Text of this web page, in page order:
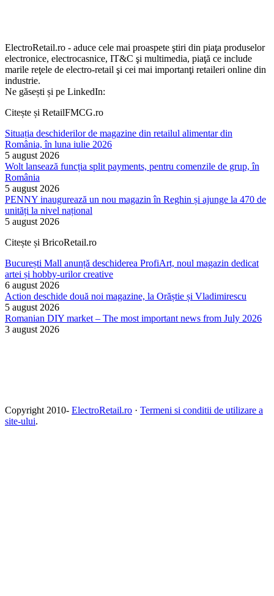
ElectroRetail.ro - aduce cele mai proaspete ştiri din piaţa produselor
electronice, electrocasnice, IT&C şi multimedia, piaţă ce include
marile reţele de electro-retail şi cei mai importanţi retaileri online din
industrie.
Ne găsești și pe LinkedIn:
Citește și RetailFMCG.ro
Situația deschiderilor de magazine din retailul alimentar din
România, în luna iulie 2026
5 august 2026
Wolt lansează funcția split payments, pentru comenzile de grup, în
România
5 august 2026
PENNY inaugurează un nou magazin în Reghin și ajunge la 470 de
unități la nivel național
5 august 2026
Citește și BricoRetail.ro
București Mall anunță deschiderea ProfiArt, noul magazin dedicat
artei și hobby-urilor creative
6 august 2026
Action deschide două noi magazine, la Orăștie și Vladimirescu
5 august 2026
Romanian DIY market – The most important news from July 2026
3 august 2026
Copyright 2010- ElectroRetail.ro · Termeni si conditii de utilizare a
site-ului.